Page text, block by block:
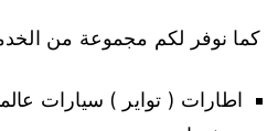
كما نوفر لكم مجموعة من
اطارات ( تواير ) سيارات